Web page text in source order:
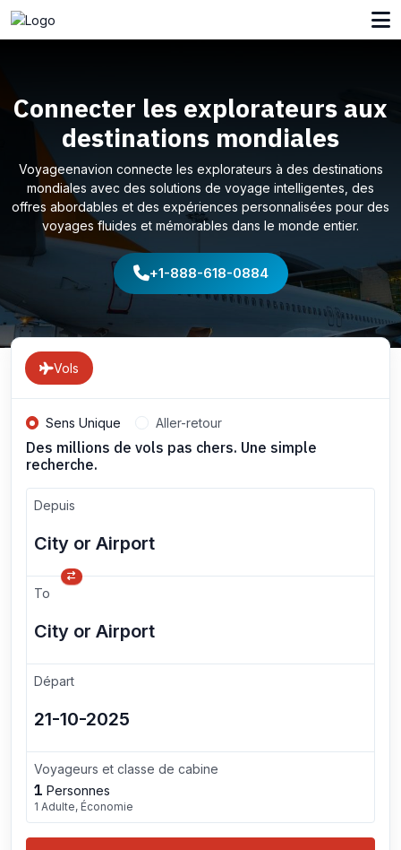
Connecter les explorateurs aux
destinations mondiales
Voyageenavion connecte les explorateurs à des destinations
mondiales avec des solutions de voyage intelligentes, des
offres abordables et des expériences personnalisées pour des
voyages fluides et mémorables dans le monde entier.
+1-888-618-0884
Vols
Sens Unique Aller-retour
Des millions de vols pas chers. Une simple
recherche.
Depuis
To
Départ
Voyageurs et classe de cabine
1 Personnes
1 Adulte, Économie